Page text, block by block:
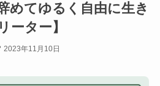
めてゆるく自由に生き
ーター】
2023年11月10日